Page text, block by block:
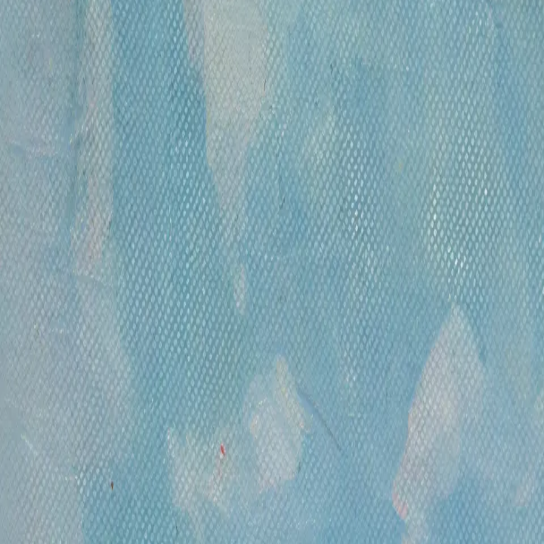
« Литография «Небесная композиция», 1956
120 000 ₽
литография
•38 x 23 см• 1956
ОСТАВАЙТЕСЬ В КУРСЕ!
Подписывайтесь на рассылку, чтобы первыми узнавать о самых интересных и выгодных
Отправить
Часы работы
Понедельник- пятница, 12:00 — 20:00
Контакты
Москва, Пречистенка 30/2
+7 925 507-64-85
info@kupitkartinu.ru
Часы работы
Понедельник- пятница, 12:00 — 20:00
ИНН: 9703021385
ОГРН: 1207700425602
КПП: 770301001